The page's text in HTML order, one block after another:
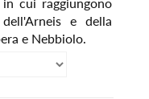
e della
e Nebbiolo.